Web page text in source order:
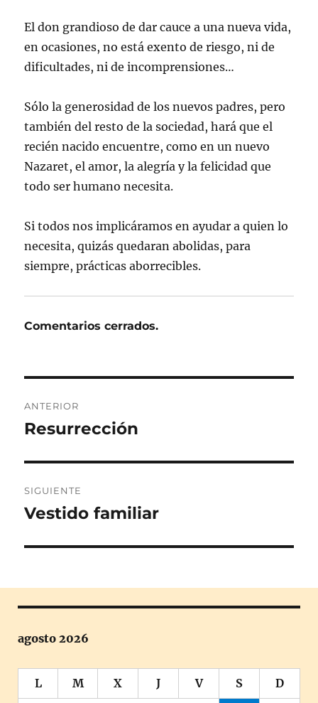
El don grandioso de dar cauce a una nueva vida,
en ocasiones, no está exento de riesgo, ni de
dificultades, ni de incomprensiones…
Sólo la generosidad de los nuevos padres, pero
también del resto de la sociedad, hará que el
recién nacido encuentre, como en un nuevo
Nazaret, el amor, la alegría y la felicidad que
todo ser humano necesita.
Si todos nos implicáramos en ayudar a quien lo
necesita, quizás quedaran abolidas, para
siempre, prácticas aborrecibles.
Comentarios cerrados.
de
ANTERIOR
Entrada
Resurrección
SIGUIENTE
Entrada
Vestido familiar
agosto 2026
L M X J V S D